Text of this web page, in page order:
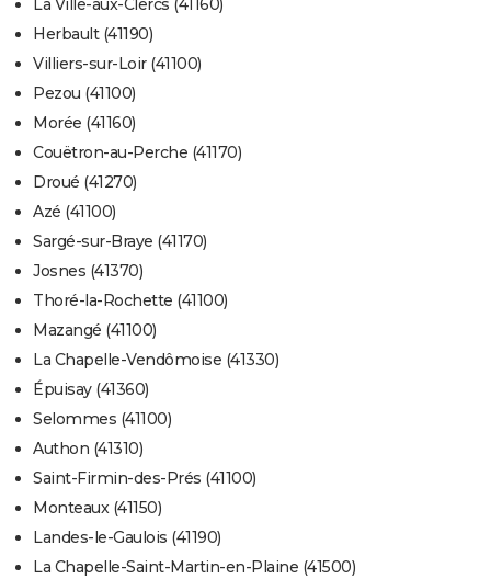
La Ville-aux-Clercs (41160)
Herbault (41190)
Villiers-sur-Loir (41100)
Pezou (41100)
Morée (41160)
Couëtron-au-Perche (41170)
Droué (41270)
Azé (41100)
Sargé-sur-Braye (41170)
Josnes (41370)
Thoré-la-Rochette (41100)
Mazangé (41100)
La Chapelle-Vendômoise (41330)
Épuisay (41360)
Selommes (41100)
Authon (41310)
Saint-Firmin-des-Prés (41100)
Monteaux (41150)
Landes-le-Gaulois (41190)
La Chapelle-Saint-Martin-en-Plaine (41500)